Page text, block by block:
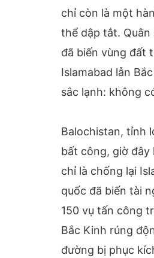
chỉ còn là một
thể dập tắt.
đã biến vùng đất
Islamabad lẫn
sắc lạnh: không
Balochistan, tỉnh
bất công, giờ đây
chỉ là chống lại
quốc đã biến tài
150 vụ tấn công
Bắc Kinh rúng
đường bị phục